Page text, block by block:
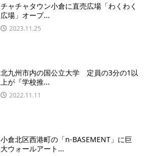
チャチャタウン小倉に直売広場「わくわく
広場」オープ...
2023.11.25
北九州市内の国公立大学 定員の3分の1以
上が『学校推...
2022.11.11
小倉北区西港町の「n-BASEMENT」に巨
大ウォールアート...